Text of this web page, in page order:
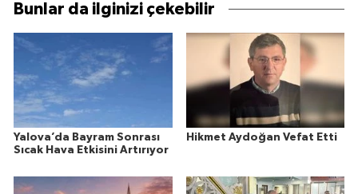
Bunlar da ilginizi çekebilir
Yalova’da Bayram Sonrası
Sıcak Hava Etkisini Artırıyor
Hikmet Aydoğan Vefat Etti